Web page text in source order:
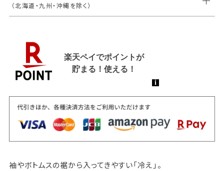
（北海道・九州・沖縄を除く）
袖やボトムスの裾から入ってきやすい「冷え」。